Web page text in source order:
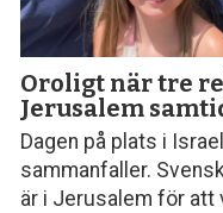
Oroligt när tre
Jerusalem
Dagen på plats i
sammanfaller.
är i Jerusalem för att